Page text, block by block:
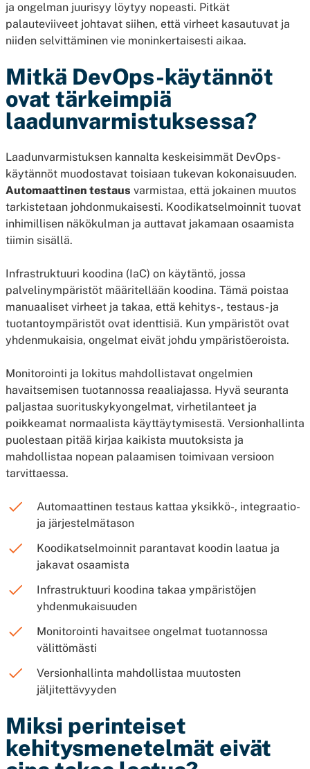
ja ongelman juurisyy löytyy nopeasti. Pitkät
palauteviiveet johtavat siihen, että virheet kasautuvat ja
niiden selvittäminen vie moninkertaisesti aikaa.
Mitkä DevOps-käytännöt
ovat tärkeimpiä
laadunvarmistuksessa?
Laadunvarmistuksen kannalta keskeisimmät DevOps-
käytännöt muodostavat toisiaan tukevan kokonaisuuden.
Automaattinen testaus varmistaa, että jokainen muutos
tarkistetaan johdonmukaisesti. Koodikatselmoinnit tuovat
inhimillisen näkökulman ja auttavat jakamaan osaamista
tiimin sisällä.
Infrastruktuuri koodina (IaC) on käytäntö, jossa
palvelinympäristöt määritellään koodina. Tämä poistaa
manuaaliset virheet ja takaa, että kehitys-, testaus- ja
tuotantoympäristöt ovat identtisiä. Kun ympäristöt ovat
yhdenmukaisia, ongelmat eivät johdu ympäristöeroista.
Monitorointi ja lokitus mahdollistavat ongelmien
havaitsemisen tuotannossa reaaliajassa. Hyvä seuranta
paljastaa suorituskykyongelmat, virhetilanteet ja
poikkeamat normaalista käyttäytymisestä. Versionhallinta
puolestaan pitää kirjaa kaikista muutoksista ja
mahdollistaa nopean palaamisen toimivaan versioon
tarvittaessa.
Automaattinen testaus kattaa yksikkö-, integraatio-
ja järjestelmätason
Koodikatselmoinnit parantavat koodin laatua ja
jakavat osaamista
Infrastruktuuri koodina takaa ympäristöjen
yhdenmukaisuuden
Monitorointi havaitsee ongelmat tuotannossa
välittömästi
Versionhallinta mahdollistaa muutosten
jäljitettävyyden
Miksi perinteiset
kehitysmenetelmät eivät